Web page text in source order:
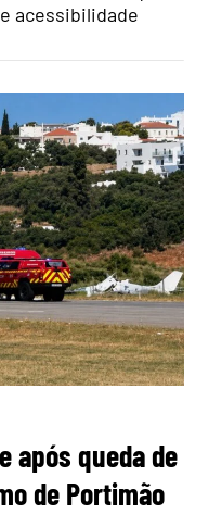
acessibilidade
após queda de
de Portimão